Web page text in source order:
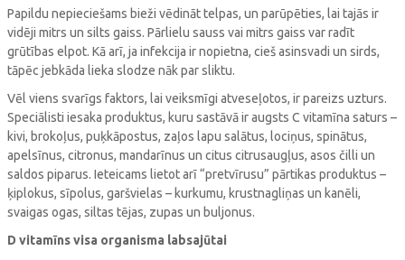
Papildu nepieciešams bieži vēdināt telpas, un parūpēties, lai tajās ir
vidēji mitrs un silts gaiss. Pārlielu sauss vai mitrs gaiss var radīt
grūtības elpot. Kā arī, ja infekcija ir nopietna, cieš asinsvadi un sirds,
tāpēc jebkāda lieka slodze nāk par sliktu.
Vēl viens svarīgs faktors, lai veiksmīgi atveseļotos, ir pareizs uzturs.
Speciālisti iesaka produktus, kuru sastāvā ir augsts C vitamīna saturs –
kivi, brokoļus, puķkāpostus, zaļos lapu salātus, lociņus, spinātus,
apelsīnus, citronus, mandarīnus un citus citrusaugļus, asos čilli un
saldos piparus. Ieteicams lietot arī “pretvīrusu” pārtikas produktus –
ķiplokus, sīpolus, garšvielas – kurkumu, krustnagliņas un kanēli,
svaigas ogas, siltas tējas, zupas un buljonus.
D vitamīns visa organisma labsajūtai